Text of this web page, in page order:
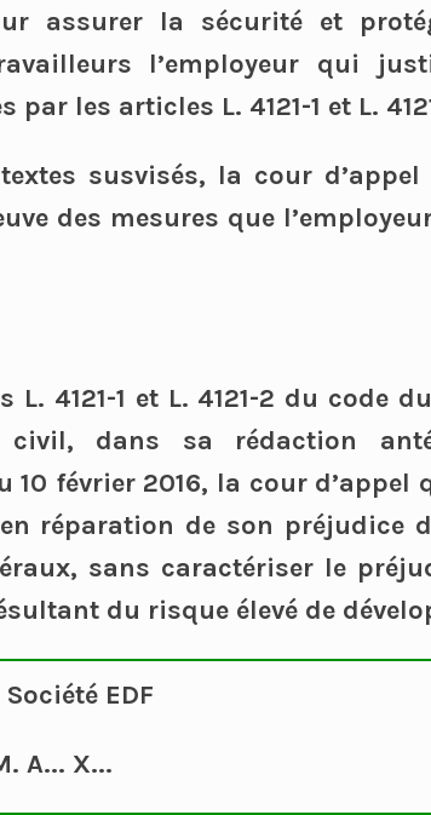
assurer la sécurité et
l’employeur qui
par les articles L. 4121-1 et L.
susvisés, la cour
des mesures que
L. 4121-1 et L. 4121-2 du code
civil, dans sa rédaction
10 février 2016, la cour
réparation de son préjudice
sans caractériser le
du risque élevé de
EDF
A... X...